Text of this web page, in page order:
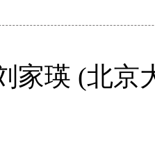
家瑛 (北京